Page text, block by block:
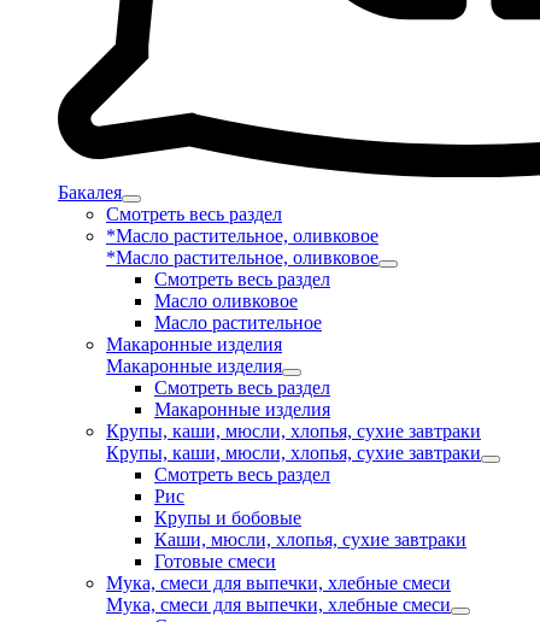
Бакалея
Смотреть весь раздел
*Масло растительное, оливковое
*Масло растительное, оливковое
Смотреть весь раздел
Масло оливковое
Масло растительное
Макаронные изделия
Макаронные изделия
Смотреть весь раздел
Макаронные изделия
Крупы, каши, мюсли, хлопья, сухие завтраки
Крупы, каши, мюсли, хлопья, сухие завтраки
Смотреть весь раздел
Рис
Крупы и бобовые
Каши, мюсли, хлопья, сухие завтраки
Готовые смеси
Мука, смеси для выпечки, хлебные смеси
Мука, смеси для выпечки, хлебные смеси